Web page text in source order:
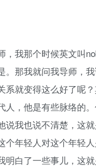
，我那个时候英文叫
。那我就问我导师，
系就变得这么好了呢
人，他是有些脉络的
说我也说不清楚，这
个年轻人对这个年轻
明白了一些事儿，这